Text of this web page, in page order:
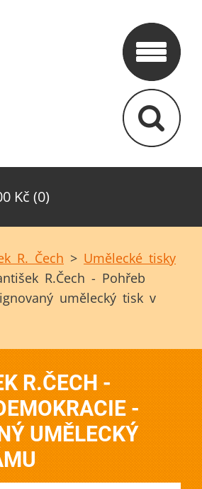
Kč (0)
R. Čech > Umělecké tisky
R.Čech - Pohřeb
umělecký tisk v
R.ČECH -
-
UMĚLECKÝ